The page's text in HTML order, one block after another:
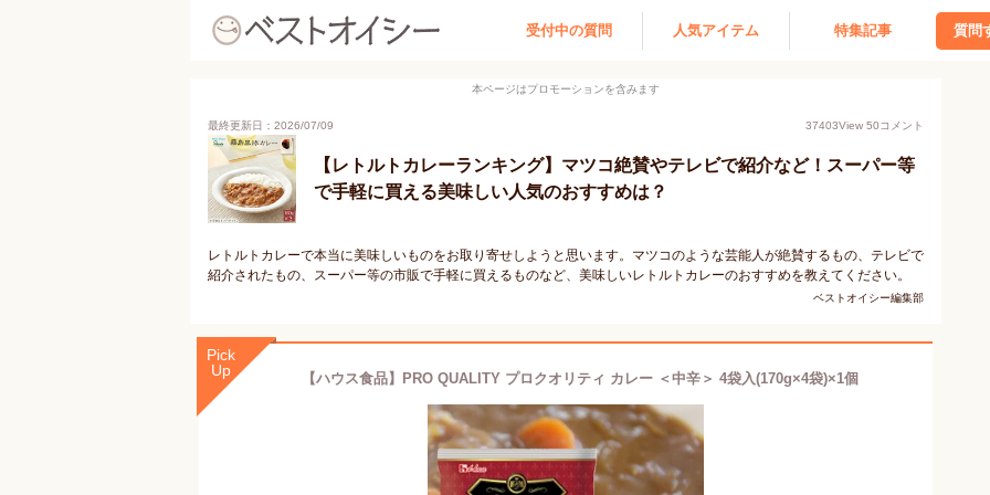
受付中の質問 人気アイテム 特集記事 質問
本ページはプロモーションを含みます
最終更新日：2026/07/09 37403View 50コメント
【レトルトカレーランキング】マツコ絶賛やテレビで紹介など！スーパー等
で手軽に買える美味しい人気のおすすめは？
レトルトカレーで本当に美味しいものをお取り寄せしようと思います。マツコのような芸能人が絶賛するもの、テレビで
紹介されたもの、スーパー等の市販で手軽に買えるものなど、美味しいレトルトカレーのおすすめを教えてください。
ベストオイシー編集部
Pick
Up
【ハウス食品】PRO QUALITY プロクオリティ カレー ＜中辛＞ 4袋入(170g×4袋)×1個